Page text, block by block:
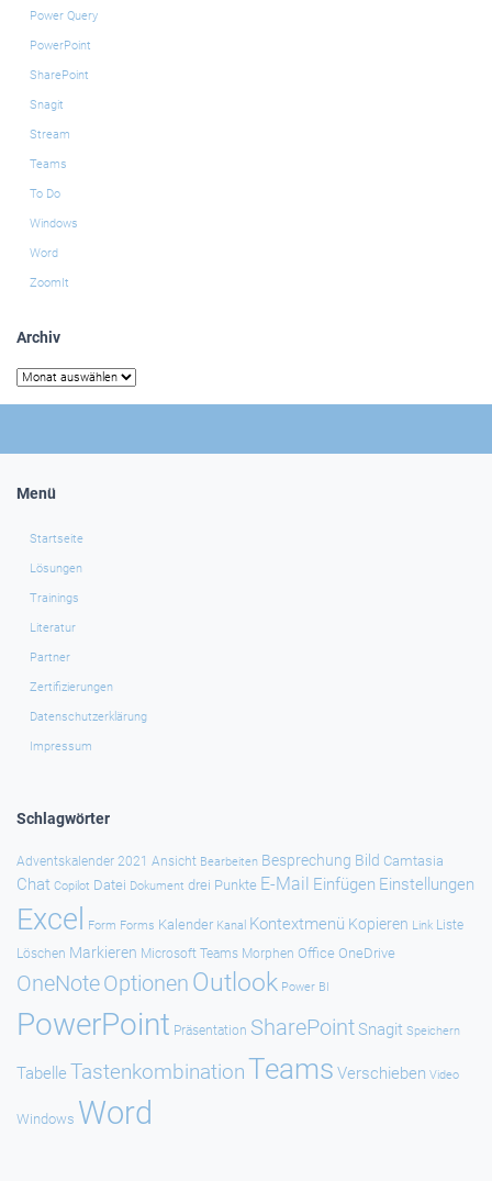
Power Query
PowerPoint
SharePoint
Snagit
Stream
Teams
To Do
Windows
Word
ZoomIt
Archiv
Archiv
Menü
Startseite
Lösungen
Trainings
Literatur
Partner
Zertifizierungen
Datenschutzerklärung
Impressum
Schlagwörter
Adventskalender 2021 Ansicht Bearbeiten Besprechung Bild Camtasia
Chat Copilot Datei Dokument drei Punkte E-Mail Einfügen Einstellungen
Excel Form Forms Kalender Kanal Kontextmenü Kopieren Link Liste
Löschen Markieren Microsoft Teams Morphen Office OneDrive
OneNoteOptionen Outlook Power BI
PowerPoint Präsentation SharePointSnagit Speichern
Tabelle TastenkombinationTeams Verschieben Video
Windows Word